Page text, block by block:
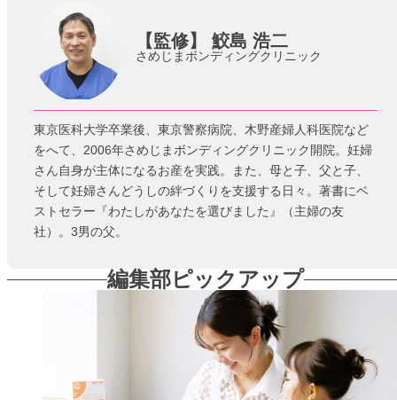
【監修】 鮫島 浩二
さめじまボンディングクリニック
東京医科大学卒業後、東京警察病院、木野産婦人科医院など
をへて、2006年さめじまボンディングクリニック開院。妊婦
さん自身が主体になるお産を実践。また、母と子、父と子、
そして妊婦さんどうしの絆づくりを支援する日々。著書にベ
ストセラー『わたしがあなたを選びました』（主婦の友
社）。3男の父。
編集部ピックアップ